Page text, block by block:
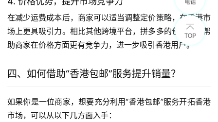
在减少运费成本后，商家可以适当调整定价策略，在香港市
场上更具吸引力。相比其他跨境平台，拼多多的包邮服务帮
助商家在价格方面更有竞争力，进一步吸引香港用户。
四、如何借助“香港包邮”服务提升销量？
如果你是一位商家，想要充分利用“香港包邮”服务开拓香港
市场，可以从以下几方面入手：